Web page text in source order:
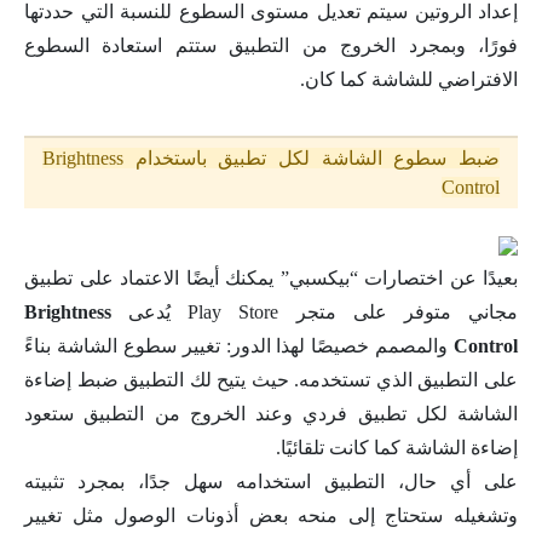
إعداد الروتين سيتم تعديل مستوى السطوع للنسبة التي حددتها
فورًا، وبمجرد الخروج من التطبيق ستتم استعادة السطوع
الافتراضي للشاشة كما كان.
ضبط سطوع الشاشة لكل تطبيق باستخدام Brightness
Control
بعيدًا عن اختصارات “بيكسبي” يمكنك أيضًا الاعتماد على تطبيق
مجاني متوفر على متجر Play Store يُدعى
Brightness
Control والمصمم خصيصًا لهذا الدور: تغيير سطوع الشاشة بناءً
على التطبيق الذي تستخدمه. حيث يتيح لك التطبيق ضبط إضاءة
الشاشة لكل تطبيق فردي وعند الخروج من التطبيق ستعود
إضاءة الشاشة كما كانت تلقائيًا.
على أي حال، التطبيق استخدامه سهل جدًا، بمجرد تثبيته
وتشغيله ستحتاج إلى منحه بعض أذونات الوصول مثل تغيير